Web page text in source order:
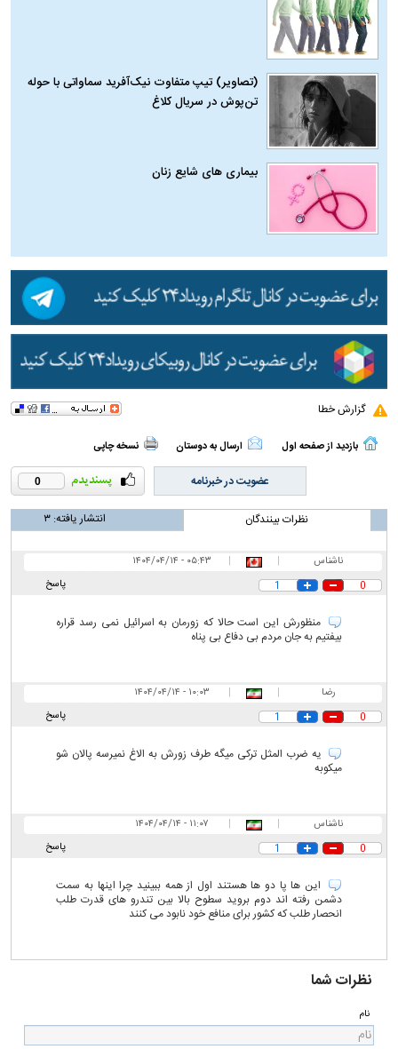
(تصاویر) تیپ متفاوت نیک‌آفرید سماواتی با حوله
تن‌پوش در سریال کلاغ
بیماری‌ های شایع زنان
گزارش خطا
بازدید از صفحه اول ارسال به دوستان نسخه چاپی
0 عضویت در خبرنامه
نظرات بینندگان انتشار یافته:۳
ناشناس |
|
۰۵:۴۳ - ۱۴۰۴/۰۴/۱۴
پاسخ
0
1
منظورش این است حالا که زورمان به اسرائیل نمی رسد قراره
بیفتیم به جان مردم بی دفاع بی پناه
رضا |
|
۱۰:۰۳ - ۱۴۰۴/۰۴/۱۴
پاسخ
0
1
یه ضرب المثل ترکی میگه طرف زورش به الاغ نمیرسه پالان شو
میکوبه
ناشناس |
|
۱۱:۰۷ - ۱۴۰۴/۰۴/۱۴
پاسخ
0
1
این ها پا دو ها هستند اول از همه ببینید چرا اینها به سمت
دشمن رفته اند دوم بروید سطوح بالا بین تندرو های قدرت طلب
انحصار طلب که کشور برای منافع خود نابود می کنند
نظرات شما
نام